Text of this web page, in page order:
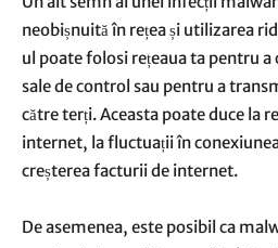
neobișnuită în rețea și utilizarea
ul poate folosi rețeaua ta pentru a
sale de control sau pentru a
către terți. Aceasta poate duce la
internet, la fluctuații în
creșterea facturii de internet.
De asemenea, este posibil ca